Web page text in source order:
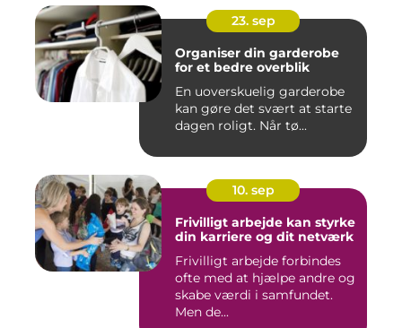
23. sep
Organiser din garderobe
for et bedre overblik
En uoverskuelig garderobe
kan gøre det svært at starte
dagen roligt. Når tø...
10. sep
Frivilligt arbejde kan styrke
din karriere og dit netværk
Frivilligt arbejde forbindes
ofte med at hjælpe andre og
skabe værdi i samfundet.
Men de...